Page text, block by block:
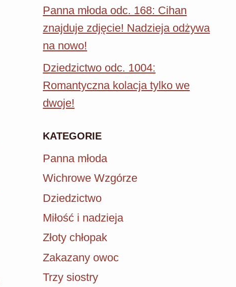
Panna młoda odc. 168: Cihan
znajduje zdjęcie! Nadzieja odżywa
na nowo!
Dziedzictwo odc. 1004:
Romantyczna kolacja tylko we
dwoje!
KATEGORIE
Panna młoda
Wichrowe Wzgórze
Dziedzictwo
Miłość i nadzieja
Złoty chłopak
Zakazany owoc
Trzy siostry